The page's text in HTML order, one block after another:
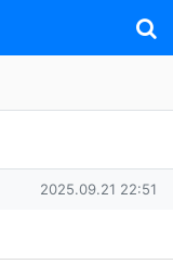
작성일
2025.09.21 22:51